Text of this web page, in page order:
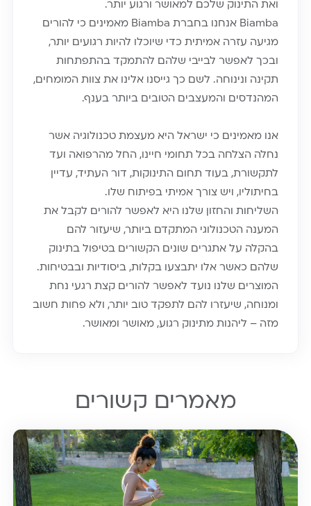
ואת התינוק שלכם למאושר ורגוע יותר.
Biamba אנחנו בחברת Biamba מאמינים כי להורים
מגיעה עזרה אמיתית כדי שיוכלו להיות רגועים יותר,
ובכך לאפשר לבייבי שלהם להתמקד בהתפתחות
תקינה ונינוחה. לשם כך גייסנו אלינו את צוות המומחים,
המהנדסים והמעצבים הטובים ביותר בענף.
אנו מאמינים כי ישראל היא מעצמת טכנולוגיה אשר
נחלה הצלחה בכל תחומי חיינו, החל מהרפואה ועד
לתקשורת, בעוד תחום התינוקות, דור העתיד, עדיין
בחיתוליו, ויש צורך אמיתי בפיתוח שלו.
השליחות והחזון שלנו היא לאפשר להורים לקבל את
המענה הטכנולוגי המתקדם ביותר, שיעזור להם
בהקלה על אתגרים שונים הקשורים בטיפול בתינוק
שלהם כאשר אלו יתבצעו בקלות, ביסודיות ובבטיחות.
המוצרים שלנו נועד לאפשר להורים קצת רגעי נחת
ומנוחה, שיעזרו להם לתפקד טוב יותר, ולא פחות חשוב
מזה – ליהנות מתינוק רגוע, מאושר ומאושר.
מאמרים קשורים